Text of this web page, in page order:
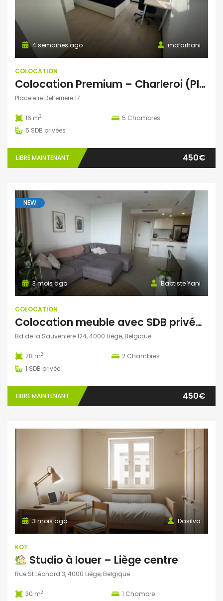
mofarhani
4 semaines ago
COLOCATION
Colocation Premium – Charleroi (Place Élie Delferrière)
Place elie Delferriere 17
16 m2 5 Chambres
5 SDB privées
LIBRE MAINTENANT 450€
NEW
Baptiste Yani
3 mois ago
COLOCATION
Colocation meuble avec SDB privée (deux colocs) 400€
Bd de la Sauvenière 124, 4000 Liège, Belgique
78 m2 2 Chambres
1 SDB privée
LIBRE MAINTENANT 450€
Dasilva
3 mois ago
KOT
Studio à louer – Liège centre
Rue St Léonard 3, 4000 Liège, Belgique
30 m2 1 Chambre